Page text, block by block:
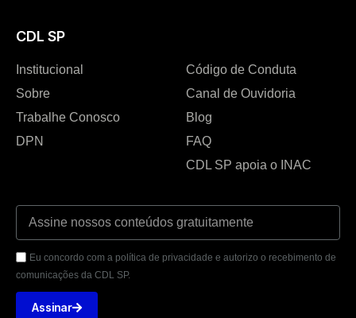
CDL SP
Institucional
Sobre
Trabalhe Conosco
DPN
Código de Conduta
Canal de Ouvidoria
Blog
FAQ
CDL SP apoia o INAC
Eu concordo com a política de privacidade e autorizo o recebimento de
comunicações da CDL SP.
Assinar